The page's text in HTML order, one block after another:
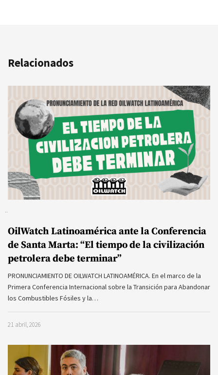
Relacionados
OilWatch Latinoamérica ante la Conferencia
de Santa Marta: “El tiempo de la civilización
petrolera debe terminar”
PRONUNCIAMIENTO DE OILWATCH LATINOAMÉRICA. En el marco de la
Primera Conferencia Internacional sobre la Transición para Abandonar
los Combustibles Fósiles y la…
21 abril, 2026